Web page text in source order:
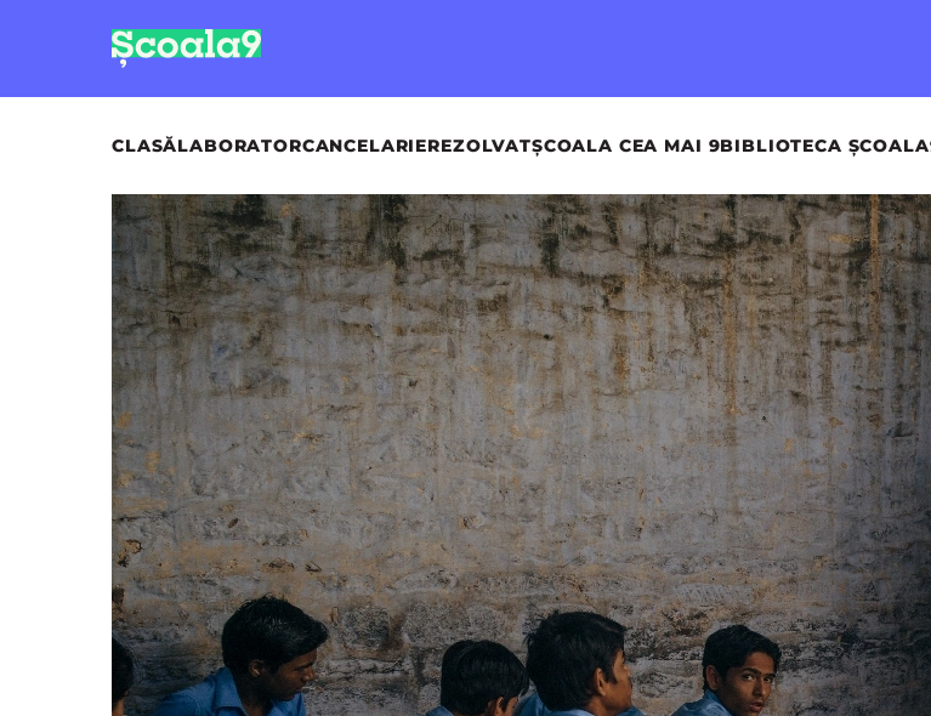
CLASĂLABORATORCANCELARIEREZOLVATȘCOALA CEA MAI 9BIBLIOTECA